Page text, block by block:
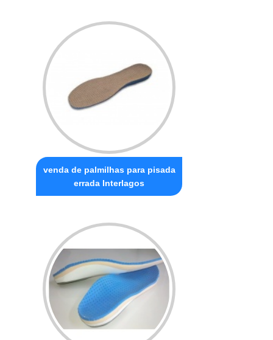
venda de palmilhas para pisada
errada Interlagos